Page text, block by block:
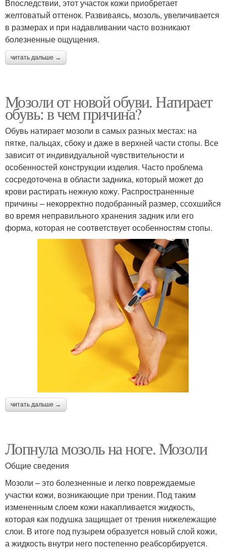
Впоследствии, этот участок кожи приобретает
желтоватый оттенок. Развиваясь, мозоль, увеличивается
в размерах и при надавливании часто возникают
болезненные ощущения.
читать дальше →
Мозоли от новой обуви. Натирает
обувь: в чем причина?
Обувь натирает мозоли в самых разных местах: на
пятке, пальцах, сбоку и даже в верхней части стопы. Все
зависит от индивидуальной чувствительности и
особенностей конструкции изделия. Часто проблема
сосредоточена в области задника, который может до
крови растирать нежную кожу. Распространенные
причины – некорректно подобранный размер, ссохшийся
во время неправильного хранения задник или его
форма, которая не соответствует особенностям стопы.
читать дальше →
Лопнула мозоль на ноге. Мозоли
Общие сведения
Мозоли – это болезненные и легко повреждаемые
участки кожи, возникающие при трении. Под таким
измененным слоем кожи накапливается жидкость,
которая как подушка защищает от трения нижележащие
слои. В итоге под пузырем образуется новый слой кожи,
а жидкость внутри него постепенно реабсорбируется.